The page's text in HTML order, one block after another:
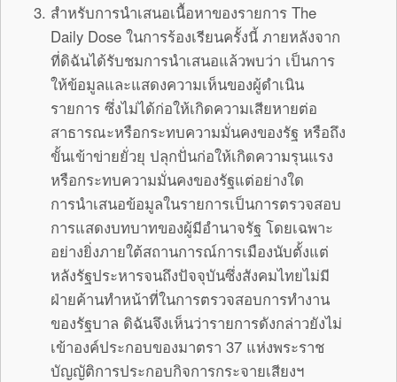
สำหรับการนำเสนอเนื้อหาของรายการ The
Daily Dose ในการร้องเรียนครั้งนี้ ภายหลังจาก
ที่ดิฉันได้รับชมการนำเสนอแล้วพบว่า เป็นการ
ให้ข้อมูลและแสดงความเห็นของผู้ดำเนิน
รายการ ซึ่งไม่ได้ก่อให้เกิดความเสียหายต่อ
สาธารณะหรือกระทบความมั่นคงของรัฐ หรือถึง
ขั้นเข้าข่ายยั่วยุ ปลุกปั่นก่อให้เกิดความรุนแรง
หรือกระทบความมั่นคงของรัฐแต่อย่างใด
การนำเสนอข้อมูลในรายการเป็นการตรวจสอบ
การแสดงบทบาทของผู้มีอำนาจรัฐ โดยเฉพาะ
อย่างยิ่งภายใต้สถานการณ์การเมืองนับตั้งแต่
หลังรัฐประหารจนถึงปัจจุบันซึ่งสังคมไทยไม่มี
ฝ่ายค้านทำหน้าที่ในการตรวจสอบการทำงาน
ของรัฐบาล ดิฉันจึงเห็นว่ารายการดังกล่าวยังไม่
เข้าองค์ประกอบของมาตรา 37 แห่งพระราช
บัญญัติการประกอบกิจการกระจายเสียงฯ